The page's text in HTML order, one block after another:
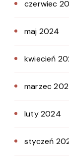
czerwiec
maj 2024
kwiecień
marzec
luty 2024
styczeń